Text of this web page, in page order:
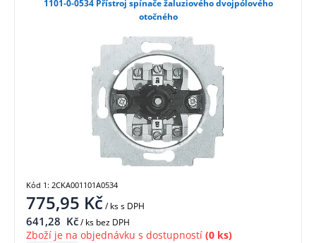
1101-0-0534 Přístroj spínače žaluziového dvojpólového
otočného
775,95 Kč/ kss DPH
641,28 Kč/ ks bez DPH
Zboží je na objednávku s dostupností (0 ks)
Kód 1: 2CKA001101A0534